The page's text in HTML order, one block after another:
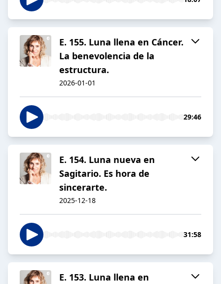
E. 155. Luna llena en Cáncer.
La benevolencia de la
estructura.
2026-01-01
29:46
E. 154. Luna nueva en
Sagitario. Es hora de
sincerarte.
2025-12-18
31:58
E. 153. Luna llena en